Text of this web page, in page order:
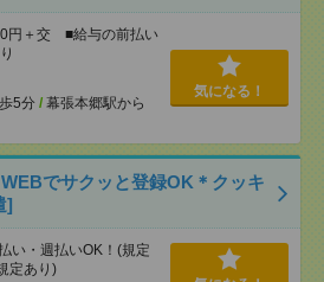
円＋交 ■給与の前払い
5分 / 幕張本郷駅から
気になる！
でサクッと登録OK＊クッキ
]
・週払いOK！(規定
定あり)